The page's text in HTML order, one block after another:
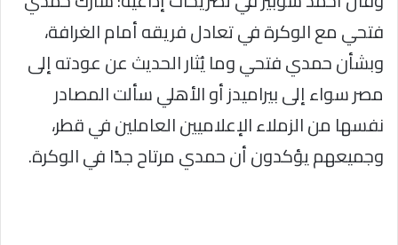
فتحي مع الوكرة في تعادل فريقه أمام الغرافة،
وبشأن حمدي فتحي وما يُثار الحديث عن عودته إلى
مصر سواء إلى بيراميدز أو الأهلي سألت المصادر
نفسها من الزملاء الإعلاميين العاملين في قطر،
وجميعهم يؤكدون أن حمدي مرتاح جدًا في الوكرة.